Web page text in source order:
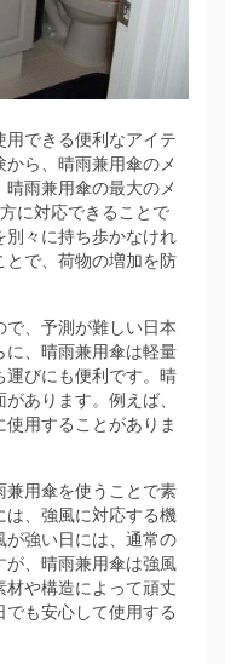
できる便利なアイテ
ら、晴雨兼用傘のメ
雨兼用傘の最大のメ
に対応できることで
々に持ち歩かなけれ
で、荷物の増加を防
、予測が難しい日本
、晴雨兼用傘は軽量
びにも便利です。晴
あります。例えば、
用することがありま
兼用傘を使うことで素
、強風に対応する機
強い日には、通常の
、晴雨兼用傘は強風
や構造によって頑丈
も安心して使用する